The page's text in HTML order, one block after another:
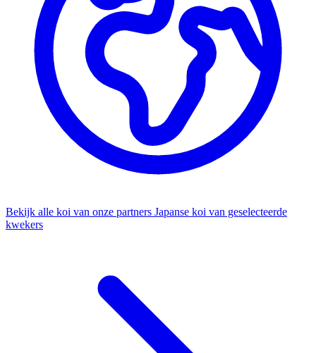
Bekijk alle koi van onze partners Japanse koi van geselecteerde
kwekers